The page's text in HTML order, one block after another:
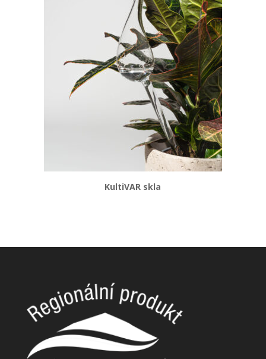
KultiVAR skla